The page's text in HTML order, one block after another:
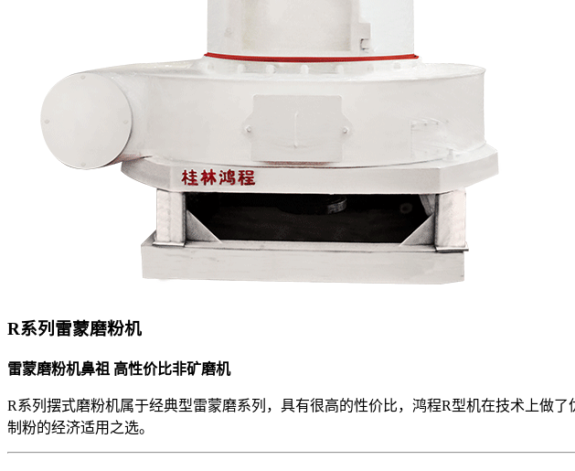
R系列雷蒙磨粉机
雷蒙磨粉机鼻祖 高性价比非矿磨机
R系列摆式磨粉机属于经典型雷蒙磨系列，具有很高的性价比，鸿程R型机在技术上做
制粉的经济适用之选。